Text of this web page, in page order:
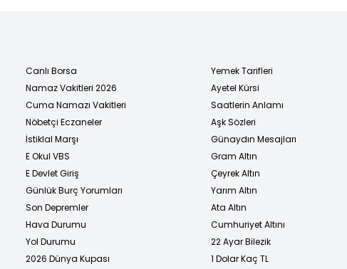
Canlı Borsa
Namaz Vakitleri 2026
Cuma Namazı Vakitleri
Nöbetçi Eczaneler
İstiklal Marşı
E Okul VBS
E Devlet Giriş
Günlük Burç Yorumları
Son Depremler
Hava Durumu
Yol Durumu
2026 Dünya Kupası
Yemek Tarifleri
Ayetel Kürsi
Saatlerin Anlamı
Aşk Sözleri
Günaydın Mesajları
Gram Altın
Çeyrek Altın
Yarım Altın
Ata Altın
Cumhuriyet Altını
22 Ayar Bilezik
1 Dolar Kaç TL